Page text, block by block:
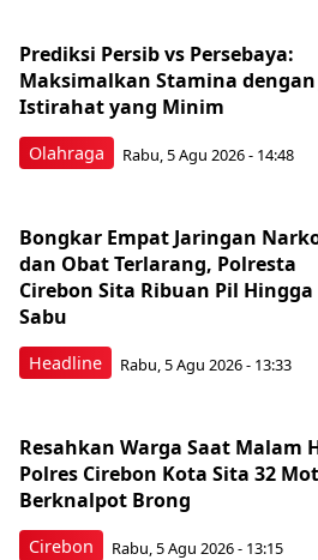
Olahraga
Prediksi Persib vs Persebaya:
Maksimalkan Stamina dengan
Istirahat yang Minim
Rabu, 5 Agu 2026 - 14:48
Headline
Bongkar Empat Jaringan
dan Obat Terlarang, Polresta
Cirebon Sita Ribuan Pil
Sabu
Rabu, 5 Agu 2026 - 13:33
Cirebon
Resahkan Warga Saat Malam
Polres Cirebon Kota Sita 32
Berknalpot Brong
Rabu, 5 Agu 2026 - 13:15